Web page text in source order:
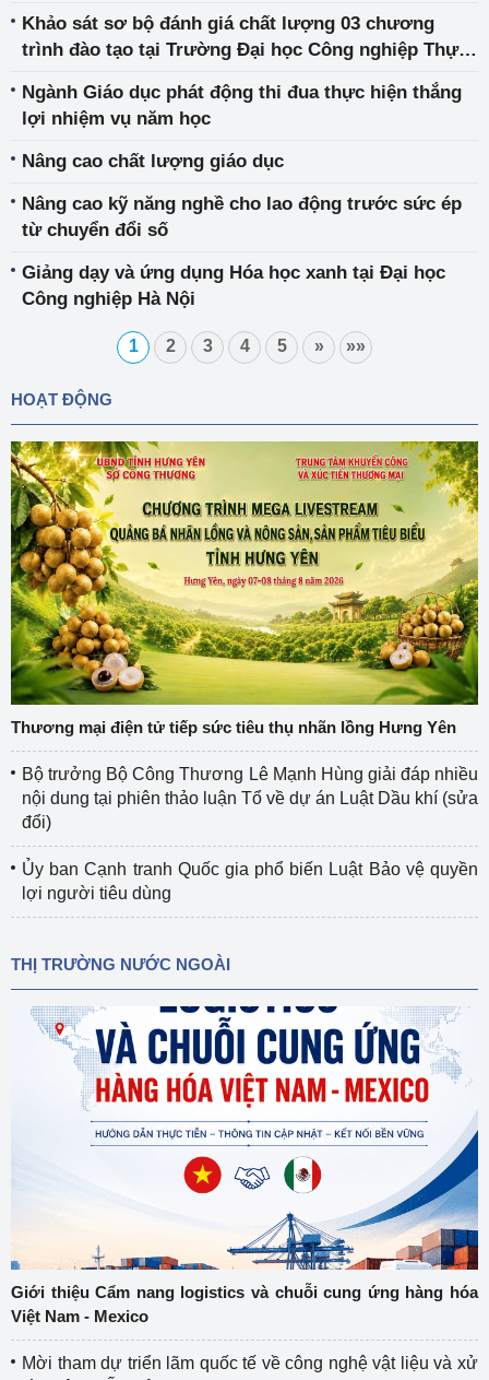
Khảo sát sơ bộ đánh giá chất lượng 03 chương
trình đào tạo tại Trường Đại học Công nghiệp Thực
Ngành Giáo dục phát động thi đua thực hiện thắng
lợi nhiệm vụ năm học
Nâng cao chất lượng giáo dục
Nâng cao kỹ năng nghề cho lao động trước sức ép
từ chuyển đổi số
Giảng dạy và ứng dụng Hóa học xanh tại Đại học
Công nghiệp Hà Nội
1 2 3 4 5 » »»
HOẠT ĐỘNG
Thương mại điện tử tiếp sức tiêu thụ nhãn lồng Hưng Yên
Bộ trưởng Bộ Công Thương Lê Mạnh Hùng giải đáp nhiều
nội dung tại phiên thảo luận Tổ về dự án Luật Dầu khí (sửa
đổi)
Ủy ban Cạnh tranh Quốc gia phổ biến Luật Bảo vệ quyền
lợi người tiêu dùng
THỊ TRƯỜNG NƯỚC NGOÀI
Giới thiệu Cẩm nang logistics và chuỗi cung ứng hàng hóa
Việt Nam - Mexico
Mời tham dự triển lãm quốc tế về công nghệ vật liệu và xử